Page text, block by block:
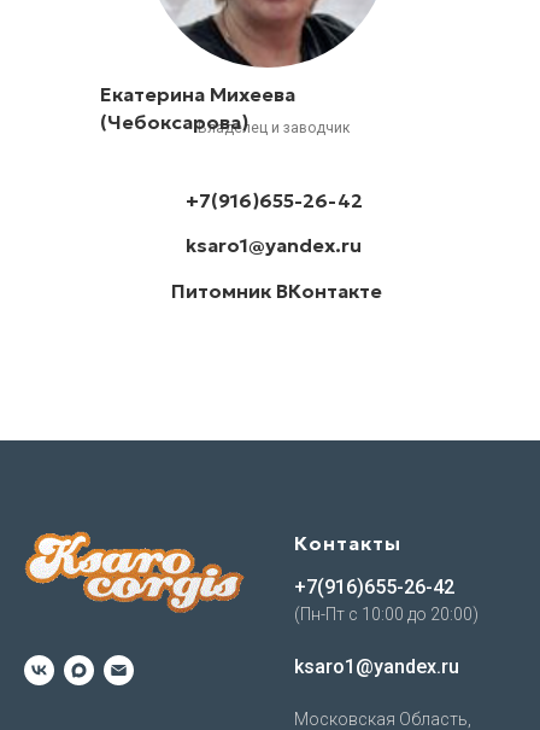
Владелец и заводчик
Екатерина Михеева
(Чебоксарова)
+7(916)655-26-42
ksaro1@yandex.ru
Питомник ВКонтакте
Контакты
+7(916)655-26-42
(Пн-Пт с 10:00 до 20:00)
ksaro1@yandex.ru
Московская Область,